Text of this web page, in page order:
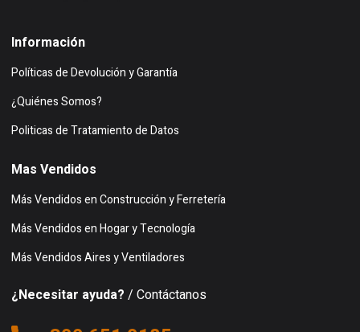
Información
Políticas de Devolución y Garantía
¿Quiénes Somos?
Politicas de Tratamiento de Datos
Mas Vendidos
Más Vendidos en Construcción y Ferretería
Más Vendidos en Hogar y Tecnología
Más Vendidos Aires y Ventiladores
¿Necesitar ayuda? / Contáctanos